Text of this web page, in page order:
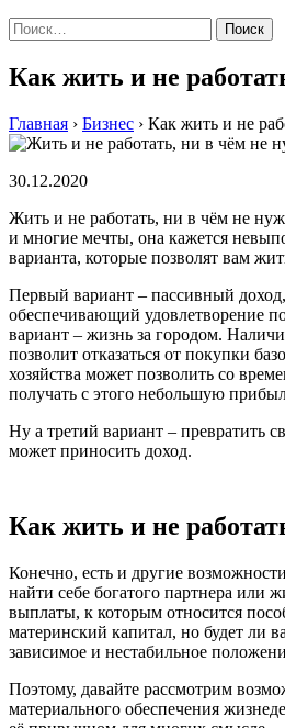
Найти:
Как жить и не
Главная › Бизнес › Как жить и не
30.12.2020
Жить и не работать, ни в чём не
и многие мечты, она кажется
варианта, которые позволят вам
Первый вариант – пассивный
обеспечивающий удовлетворение
вариант – жизнь за городом.
позволит отказаться от покупки
хозяйства может позволить со
получать с этого небольшую
Ну а третий вариант – превратить
может приносить доход.
Как жить и не
Конечно, есть и другие
найти себе богатого партнера или
выплаты, к которым относится
материнский капитал, но будет ли
зависимое и нестабильное
Поэтому, давайте рассмотрим
материального обеспечения